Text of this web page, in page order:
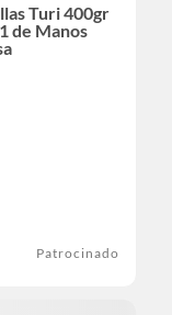
Turi 400gr
de Manos
Patrocinado